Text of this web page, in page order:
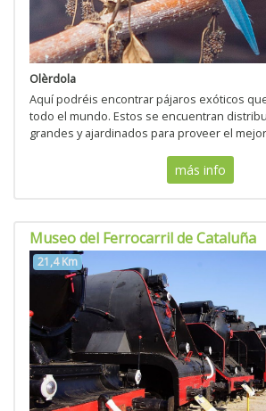
Olèrdola
Aquí podréis encontrar pájaros exóticos
todo el mundo. Estos se encuentran
grandes y ajardinados para proveer el
más info
Museo del Ferrocarril de Cataluña
21,4 Km